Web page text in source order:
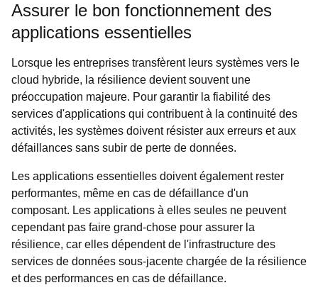
Assurer le bon fonctionnement des
applications essentielles
Lorsque les entreprises transfèrent leurs systèmes vers le
cloud hybride, la résilience devient souvent une
préoccupation majeure. Pour garantir la fiabilité des
services d'applications qui contribuent à la continuité des
activités, les systèmes doivent résister aux erreurs et aux
défaillances sans subir de perte de données.
Les applications essentielles doivent également rester
performantes, même en cas de défaillance d'un
composant. Les applications à elles seules ne peuvent
cependant pas faire grand-chose pour assurer la
résilience, car elles dépendent de l'infrastructure des
services de données sous-jacente chargée de la résilience
et des performances en cas de défaillance.